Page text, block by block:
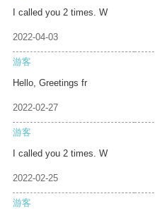
I called you 2 times. W
2022-04-03
游客
Hello, Greetings fr
2022-02-27
游客
I called you 2 times. W
2022-02-25
游客